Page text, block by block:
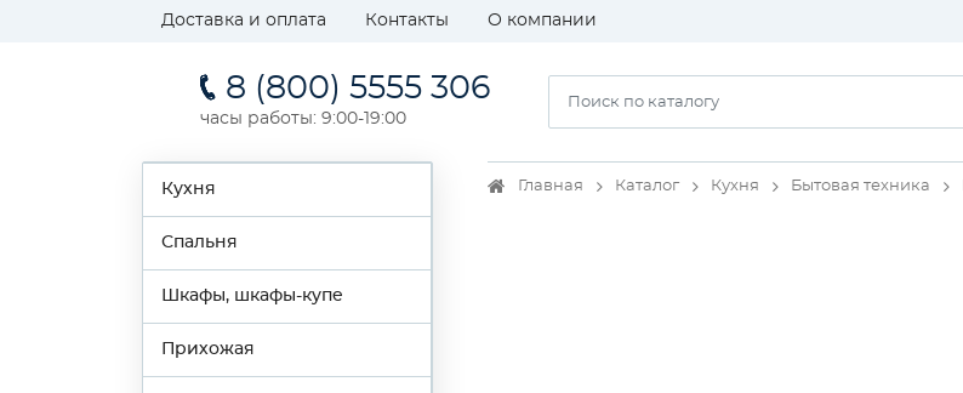
Доставка и оплата Контакты О компании
8 (800) 5555 306
часы работы: 9:00-19:00
Кухня
Спальня
Шкафы, шкафы-купе
Прихожая
Главная Каталог Кухня Бытовая техника